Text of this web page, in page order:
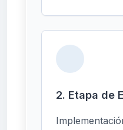
2. Etapa de